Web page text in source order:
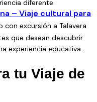
diferente.
– Viaje cultural para
con excursión a Talavera
que desean descubrir
experiencia educativa.
tu Viaje de